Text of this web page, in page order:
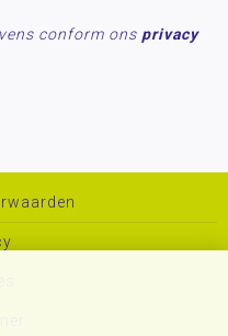
conform ons privacy